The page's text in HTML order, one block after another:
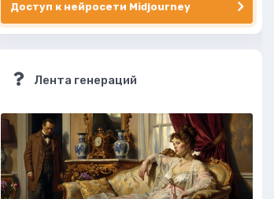
Доступ к нейросети Midjourney
Лента генераций